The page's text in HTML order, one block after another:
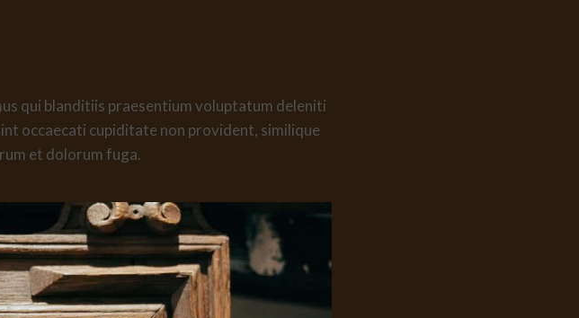
qui blanditiis praesentium voluptatum deleniti
occaecati cupiditate non provident, similique
et dolorum fuga.